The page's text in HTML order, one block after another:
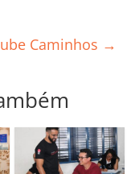
Caminhos →